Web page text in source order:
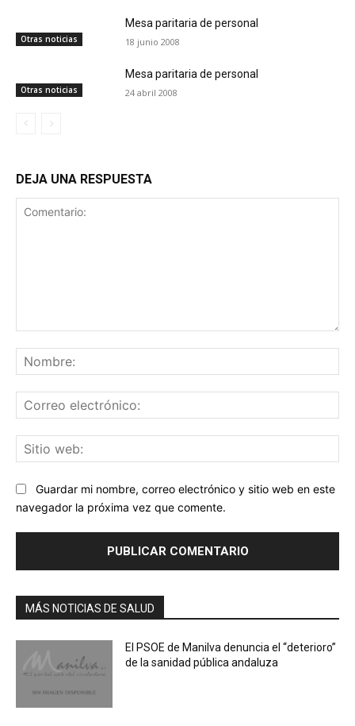
Otras noticias
Mesa paritaria de personal
18 junio 2008
Otras noticias
Mesa paritaria de personal
24 abril 2008
DEJA UNA RESPUESTA
Guardar mi nombre, correo electrónico y sitio web en este
navegador la próxima vez que comente.
MÁS NOTICIAS DE SALUD
El PSOE de Manilva denuncia el “deterioro”
de la sanidad pública andaluza